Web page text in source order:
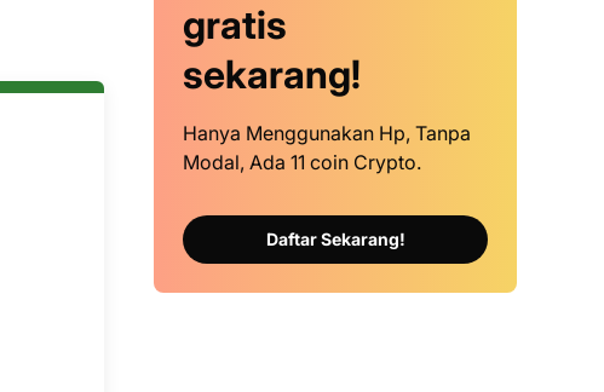
gratis
sekarang!
Hanya Menggunakan Hp, Tanpa
Modal, Ada 11 coin Crypto.
Daftar Sekarang!